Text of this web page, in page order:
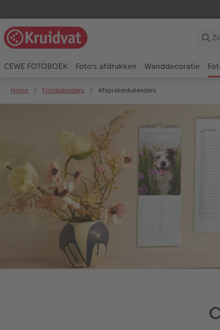
CEWE FOTOBOEK Foto's afdrukken Wanddecoratie
Home Fotokalenders Afsprakenkalenders